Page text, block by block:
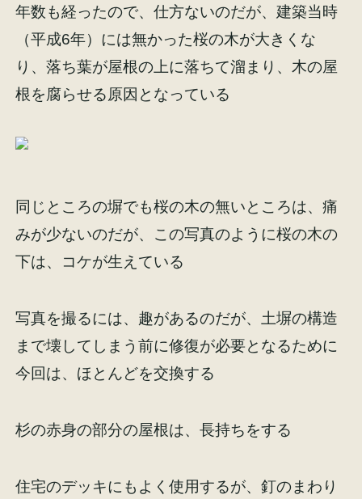
年数も経ったので、仕方ないのだが、建築当時
（平成6年）には無かった桜の木が大きくな
り、落ち葉が屋根の上に落ちて溜まり、木の屋
根を腐らせる原因となっている
同じところの塀でも桜の木の無いところは、痛
みが少ないのだが、この写真のように桜の木の
下は、コケが生えている
写真を撮るには、趣があるのだが、土塀の構造
まで壊してしまう前に修復が必要となるために
今回は、ほとんどを交換する
杉の赤身の部分の屋根は、長持ちをする
住宅のデッキにもよく使用するが、釘のまわり
施工事例 お客様の声
スタッフ紹介
イベント情報 来場予約